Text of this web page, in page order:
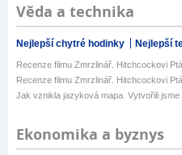
Věda a technika
Nejlepší chytré hodinky Nejlepší
Recenze filmu Zmrzlinář. Hitchcockovi
Recenze filmu Zmrzlinář. Hitchcockovi
Jak vznikla jazyková mapa. Vytvořili jsme
Ekonomika a byznys